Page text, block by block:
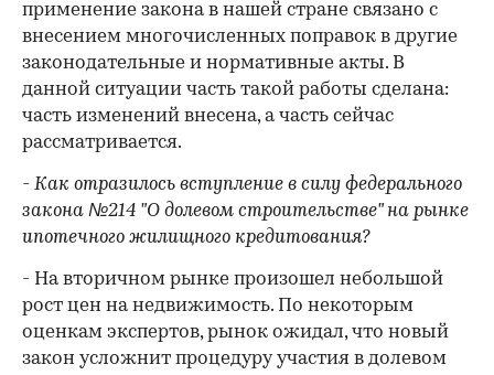
применение закона в нашей стране связано с
внесением многочисленных поправок в другие
законодательные и нормативные акты. В
данной ситуации часть такой работы сделана:
часть изменений внесена, а часть сейчас
рассматривается.
- Как отразилось вступление в силу федерального
закона №214 "О долевом строительстве" на рынке
ипотечного жилищного кредитования?
- На вторичном рынке произошел небольшой
рост цен на недвижимость. По некоторым
оценкам экспертов, рынок ожидал, что новый
закон усложнит процедуру участия в долевом